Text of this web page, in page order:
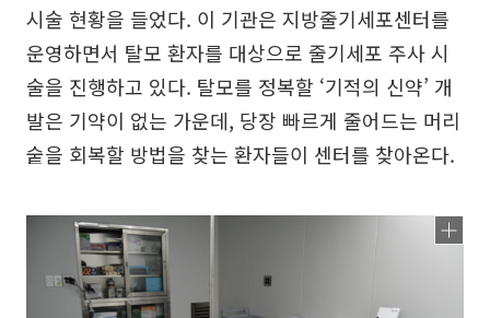
시술 현황을 들었다. 이 기관은 지방줄기세포센터를
운영하면서 탈모 환자를 대상으로 줄기세포 주사 시
술을 진행하고 있다. 탈모를 정복할 ‘기적의 신약’ 개
발은 기약이 없는 가운데, 당장 빠르게 줄어드는 머리
숱을 회복할 방법을 찾는 환자들이 센터를 찾아온다.